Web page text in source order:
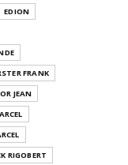
EDION
FRANK
JEAN
RIGOBERT